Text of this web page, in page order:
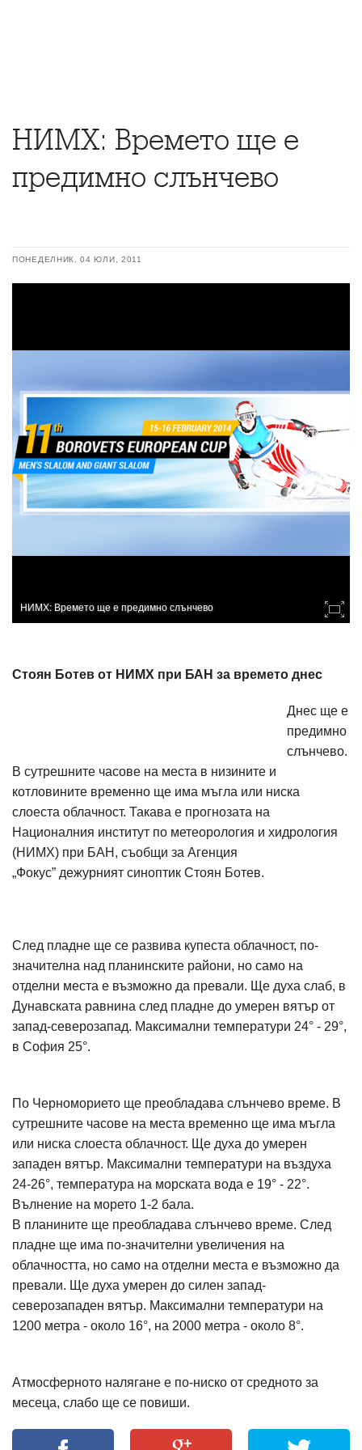
НИМХ: Времето ще е
предимно слънчево
ПОНЕДЕЛНИК, 04 ЮЛИ, 2011
НИМХ: Времето ще е предимно слънчево
Стоян Ботев от НИМХ при БАН за времето днес
Днес ще е
предимно
слънчево.
В сутрешните часове на места в низините и
котловините временно ще има мъгла или ниска
слоеста облачност. Такава е прогнозата на
Националния институт по метеорология и хидрология
(НИМХ) при БАН, съобщи за Агенция
„Фокус” дежурният синоптик Стоян Ботев.
След пладне ще се развива купеста облачност, по-
значителна над планинските райони, но само на
отделни места е възможно да превали. Ще духа слаб, в
Дунавската равнина след пладне до умерен вятър от
запад-северозапад. Максимални температури 24° - 29°,
в София 25°.
По Черноморието ще преобладава слънчево време. В
сутрешните часове на места временно ще има мъгла
или ниска слоеста облачност. Ще духа до умерен
западен вятър. Максимални температури на въздуха
24-26°, температура на морската вода е 19° - 22°.
Вълнение на морето 1-2 бала.
В планините ще преобладава слънчево време. След
пладне ще има по-значителни увеличения на
облачността, но само на отделни места е възможно да
превали. Ще духа умерен до силен запад-
северозападен вятър. Максимални температури на
1200 метра - около 16°, на 2000 метра - около 8°.
Атмосферното налягане е по-ниско от средното за
месеца, слабо ще се повиши.